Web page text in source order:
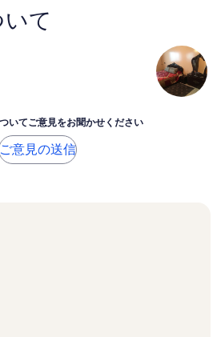
て
いてご意見をお聞かせください
ご意見の送信